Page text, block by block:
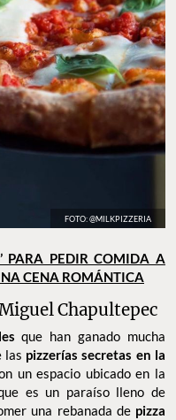
FOTO: @MILKPIZZERIA
PARA PEDIR COMIDA A
CENA ROMÁNTICA
Chapultepec
que han ganado mucha
las pizzerías secretas en la
un espacio ubicado en la
es un paraíso lleno de
una rebanada de pizza